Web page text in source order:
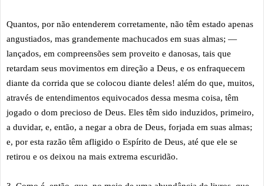
Quantos, por não entenderem corretamente, não têm estado apenas
angustiados, mas grandemente machucados em suas almas; —
lançados, em compreensões sem proveito e danosas, tais que
retardam seus movimentos em direção a Deus, e os enfraquecem
diante da corrida que se colocou diante deles! além do que, muitos,
através de entendimentos equivocados dessa mesma coisa, têm
jogado o dom precioso de Deus. Eles têm sido induzidos, primeiro,
a duvidar, e, então, a negar a obra de Deus, forjada em suas almas;
e, por esta razão têm afligido o Espírito de Deus, até que ele se
retirou e os deixou na mais extrema escuridão.